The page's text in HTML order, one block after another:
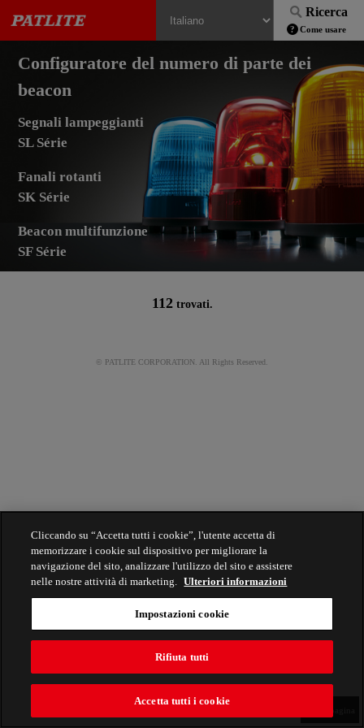
Ricerca
Come usare
Configuratore del numero di parte dei
beacon
Segnali lampeggianti
SL Série
Fanali rotanti
SK Série
Beacon multifunzione
SF Série
112trovati.
© PATLITE CORPORATION. All Rights Reserved.
Cliccando su “Accetta tutti i cookie”, l'utente accetta di
memorizzare i cookie sul dispositivo per migliorare la
navigazione del sito, analizzare l'utilizzo del sito e assistere
nelle nostre attività di marketing.
Ulteriori informazioni
Impostazioni cookie
Rifiuta tutti
Accetta tutti i cookie